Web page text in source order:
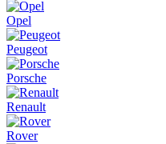
Opel
Peugeot
Porsche
Renault
Rover